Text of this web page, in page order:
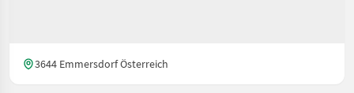
3644 Emmersdorf Österreich